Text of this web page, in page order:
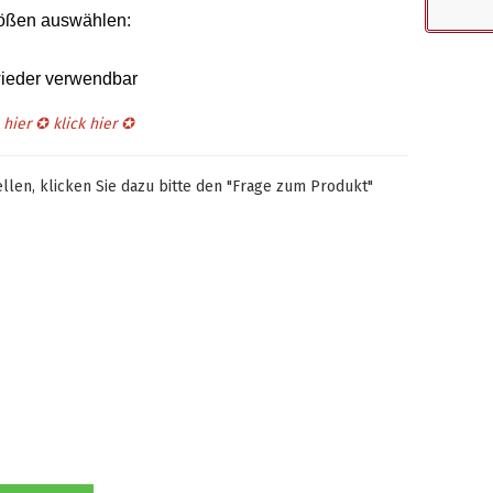
auswählen:
verwendbar
hier ✪ klick hier✪
klicken Sie dazu bitte den "Frage zum Produkt"